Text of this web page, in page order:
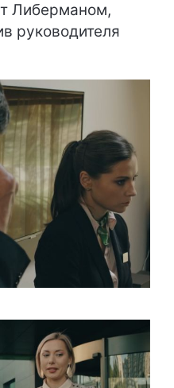
Либерманом,
руководителя